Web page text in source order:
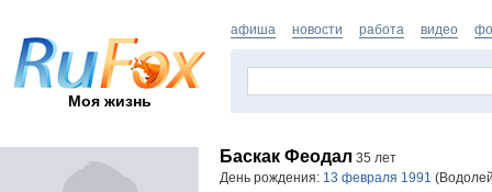
Моя жизнь
афиша новости работа видео
Баскак Феодал 35 лет
День рождения: 13 февраля 1991